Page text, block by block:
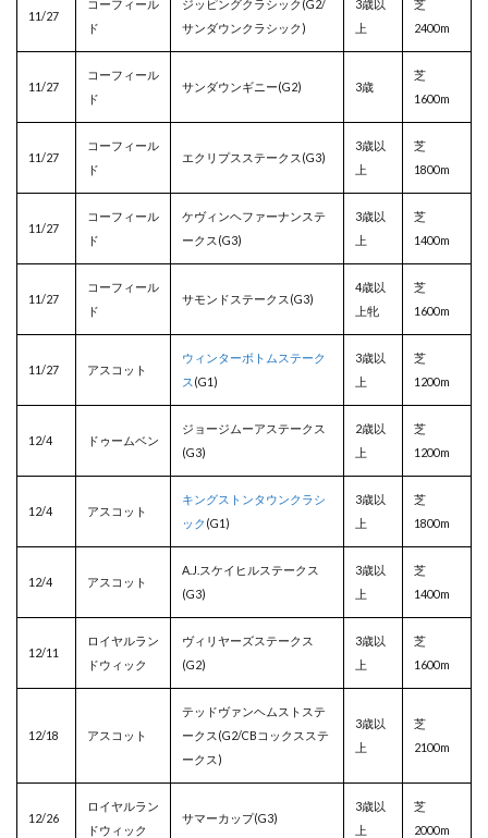
11/27
コーフィール
ド
ジッピングクラシック(G2/
サンダウンクラシック)
3歳以
上
芝
2400m
11/27
コーフィール
ド
サンダウンギニー(G2) 3歳
芝
1600m
11/27
コーフィール
ド
エクリプスステークス(G3)
3歳以
上
芝
1800m
11/27
コーフィール
ド
ケヴィンヘファーナンステ
ークス(G3)
3歳以
上
芝
1400m
11/27
コーフィール
ド
サモンドステークス(G3)
4歳以
上牝
芝
1600m
11/27 アスコット
ウィンターボトムステーク
ス (G1)
3歳以
上
芝
1200m
12/4 ドゥームベン
ジョージムーアステークス
(G3)
2歳以
上
芝
1200m
12/4 アスコット
キングストンタウンクラシ
ック (G1)
3歳以
上
芝
1800m
12/4 アスコット
A.J.スケイヒルステークス
(G3)
3歳以
上
芝
1400m
12/11
ロイヤルラン
ドウィック
ヴィリヤーズステークス
(G2)
3歳以
上
芝
1600m
12/18 アスコット
テッドヴァンヘムストステ
ークス(G2/CBコックスステ
ークス)
3歳以
上
芝
2100m
12/26
ロイヤルラン
ドウィック
サマーカップ(G3)
3歳以
上
芝
2000m